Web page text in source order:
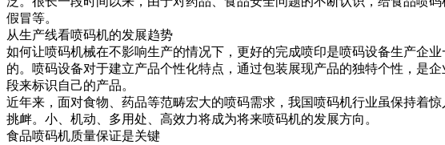
假冒等。
从生产线看喷码机的发展趋势
如何让喷码机械在不影响生产的情况下，更好的完成喷印是喷码设备生产企
的。喷码设备对于建立产品个性化特点，通过包装展现产品的独特个性，是
段来标识自己的产品。
近年来，面对食物、药品等范畴宏大的喷码需求，我国喷码机行业虽保持着
挑衅。小、机动、多用处、高效力将成为将来喷码机的发展方向。
食品喷码机质量保证是关键